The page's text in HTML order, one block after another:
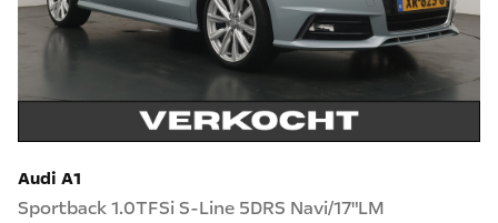
Audi A1
Sportback 1.0TFSi S-Line 5DRS Navi/17"LM